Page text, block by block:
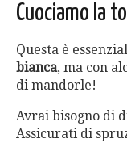
Cuociamo la
Questa è
bianca, ma con
di mandorle!
Avrai bisogno di
Assicurati di